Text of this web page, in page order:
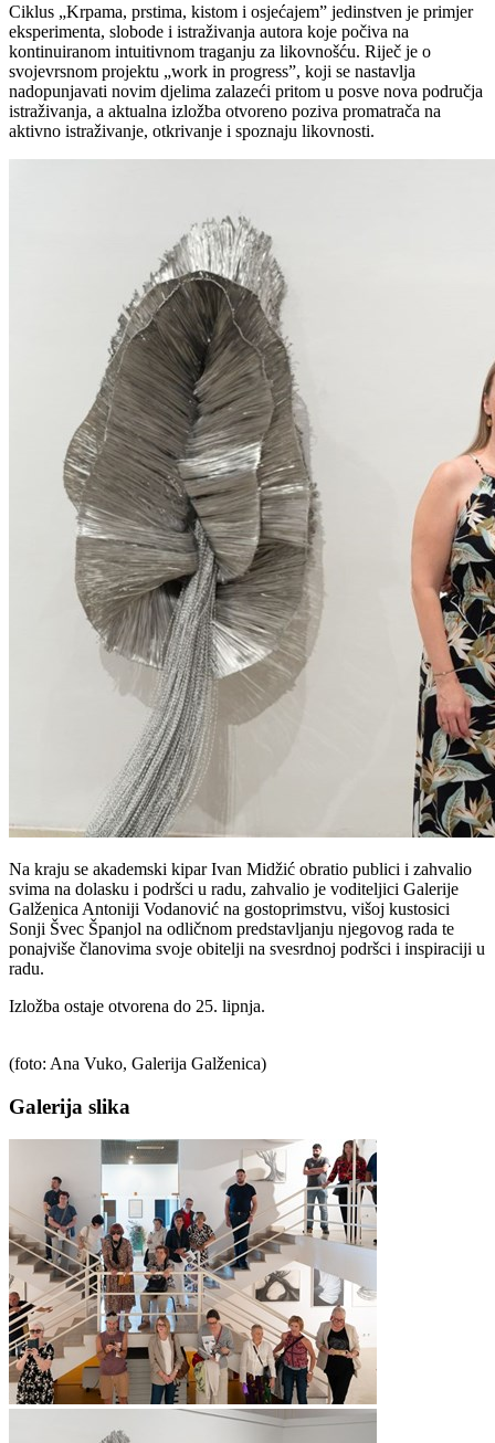
Ciklus „Krpama, prstima, kistom i osjećajem” jedinstven je primjer
eksperimenta, slobode i istraživanja autora koje počiva na
kontinuiranom intuitivnom traganju za likovnošću. Riječ je o
svojevrsnom projektu „work in progress”, koji se nastavlja
nadopunjavati novim djelima zalazeći pritom u posve nova područja
istraživanja, a aktualna izložba otvoreno poziva promatrača na
aktivno istraživanje, otkrivanje i spoznaju likovnosti.
Na kraju se akademski kipar Ivan Midžić obratio publici i zahvalio
svima na dolasku i podršci u radu, zahvalio je voditeljici Galerije
Galženica Antoniji Vodanović na gostoprimstvu, višoj kustosici
Sonji Švec Španjol na odličnom predstavljanju njegovog rada te
ponajviše članovima svoje obitelji na svesrdnoj podršci i inspiraciji u
radu.
Izložba ostaje otvorena do 25. lipnja.
(foto: Ana Vuko, Galerija Galženica)
Galerija slika